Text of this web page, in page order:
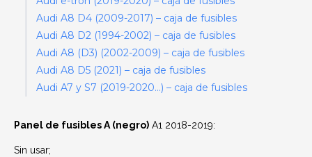
Audi A8 D4 (2009-2017) – caja de fusibles
Audi A8 D2 (1994-2002) – caja de fusibles
Audi A8 (D3) (2002-2009) – caja de fusibles
Audi A8 D5 (2021) – caja de fusibles
Audi A7 y S7 (2019-2020…) – caja de fusibles
Panel de fusibles A (negro) A1 2018-2019:
Sin usar;